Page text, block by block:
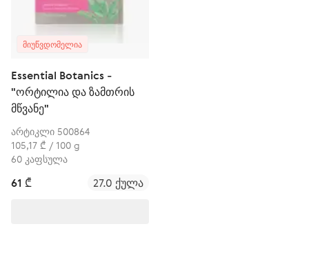
ᲛᲘᲣᲬᲕᲓᲝᲛᲔᲚᲘᲐ
Essential Botanics -
"ორტილია და ზამთრის
მწვანე"
არტიკლი 500864
105,17 ₾ / 100 g
60 კაფსულა
61 ₾ 27.0 ქულა